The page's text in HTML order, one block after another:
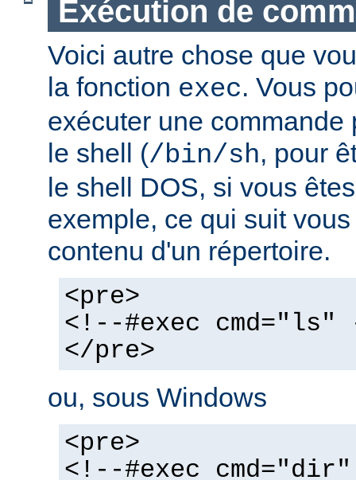
Exécution de
Voici autre chose que
la fonction exec. Vous
exécuter une commande
le shell (/bin/sh, pour
le shell DOS, si vous
exemple, ce qui suit
contenu d'un répertoire.
<pre>
<!--#exec cmd="ls"
</pre>
ou, sous Windows
<pre>
<!--#exec